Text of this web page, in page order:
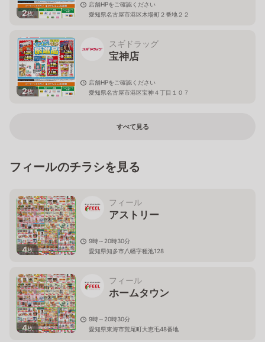
2枚
店舗HPをご確認ください
愛知県名古屋市港区木場町２番地２２
2枚
スギドラッグ
宝神店
店舗HPをご確認ください
愛知県名古屋市港区宝神４丁目１０７
すべて見る
フィールのチラシを見る
4枚
フィール
アストリー
9時～20時30分
愛知県知多市八幡字種池128
4枚
フィール
ホームタウン
9時～20時30分
愛知県東海市荒尾町大恵毛48番地